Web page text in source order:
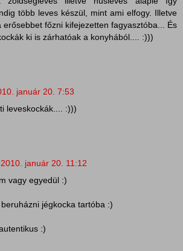
több leves készül, mint ami elfogy. Illetve
erősebbet főzni kifejezetten fagyasztóba... És
ki is zárhatóak a konyhából.... :)))
január 20. 7:53
leveskockák.... :)))
2010. január 20. 11:12
vagy egyedül :)
jégkocka tartóba :)
:)